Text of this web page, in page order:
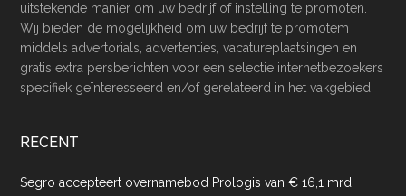
uitstekende manier om uw bedrijf of instelling te promoten.
Wij bieden de mogelijkheid om uw bedrijf te promotem
middels advertorials, advertenties, vacatureplaatsingen en
gratis extra persberichten voor een selectie internetbezoekers
specifiek geïnteresseerd en/of gerelateerd in het vakgebied.
RECENT
Segro accepteert overnamebod Prologis van € 16,1 mrd